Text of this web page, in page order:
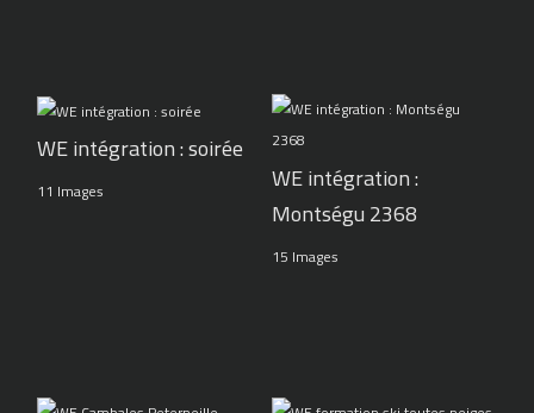
WE intégration : soirée
11 Images
WE intégration :
Montségu 2368
15 Images